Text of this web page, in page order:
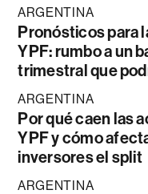
ARGENTINA
Pronósticos para
YPF: rumbo a un
trimestral que
ARGENTINA
Por qué caen las
YPF y cómo
inversores el split
ARGENTINA